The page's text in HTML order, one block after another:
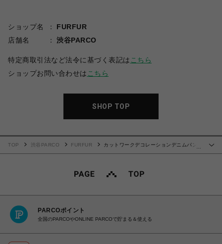
ショップ名
FURFUR
店舗名
渋谷PARCO
特定商取引法など法令に基づく表記は こちら
ショップお問い合わせは こちら
SHOP TOP
TOP 渋谷PARCO FURFUR
カットワークデコレーションデニムパン
PARCOポイント
全国のPARCOやONLINE PARCOで貯まる＆使える